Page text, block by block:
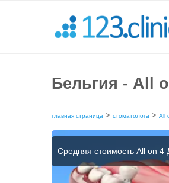
Бельгия - All
главная страница > стоматолога > All
Средняя стоимость All on 4